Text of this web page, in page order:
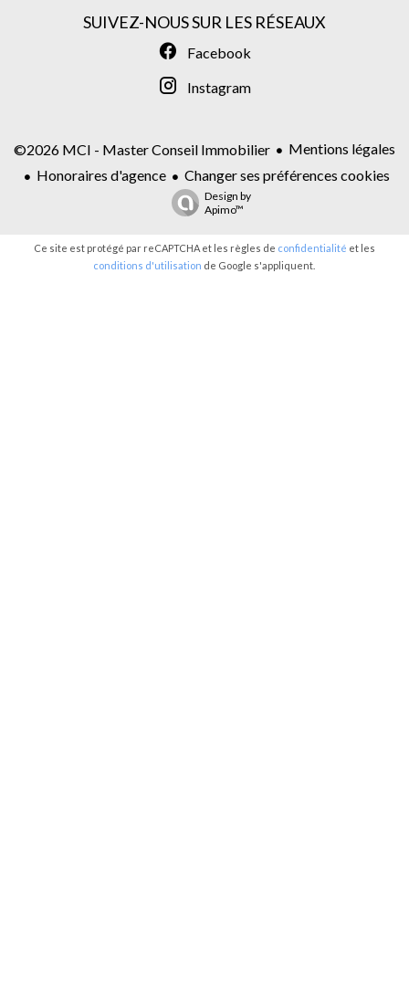
SUIVEZ-NOUS SUR LES RÉSEAUX
Facebook
Instagram
©2026 MCI - Master Conseil Immobilier
Mentions légales
Honoraires d'agence
Changer ses préférences cookies
Design by
Apimo™
Ce site est protégé par reCAPTCHA et les règles de confidentialité et les
conditions d'utilisation de Google s'appliquent.